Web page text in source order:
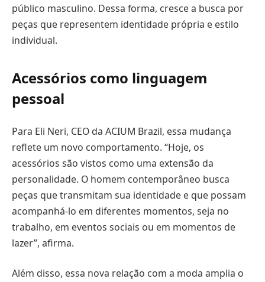
público masculino. Dessa forma, cresce a busca por
peças que representem identidade própria e estilo
individual.
Acessórios como linguagem
pessoal
Para Eli Neri, CEO da ACIUM Brazil, essa mudança
reflete um novo comportamento. “Hoje, os
acessórios são vistos como uma extensão da
personalidade. O homem contemporâneo busca
peças que transmitam sua identidade e que possam
acompanhá-lo em diferentes momentos, seja no
trabalho, em eventos sociais ou em momentos de
lazer”, afirma.
Além disso, essa nova relação com a moda amplia o